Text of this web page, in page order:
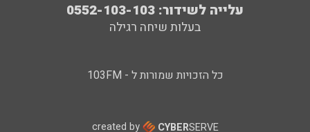
עלייה לשידור: 0552-103-103
בעלות שיחה רגילה
כל הזכויות שמורות ל - 103FM
created by CYBERSERVE